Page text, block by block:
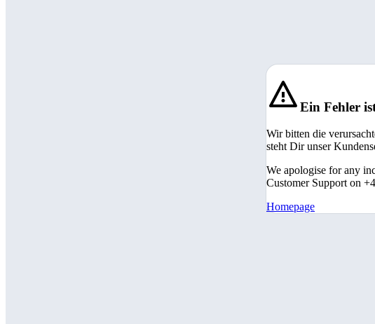
Ein Fehler
Wir bitten die
steht Dir unser
We apologise for any
Customer Support on
Homepage